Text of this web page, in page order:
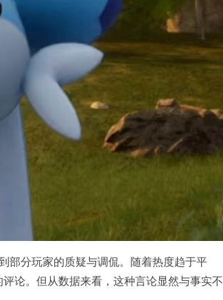
部分玩家的质疑与调侃。随着热度趋于平
论。但从数据来看，这种言论显然与事实不